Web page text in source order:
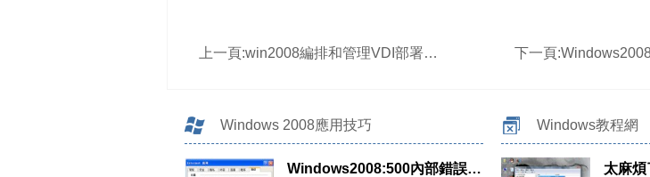
上一頁:win2008編排和管理VDI部署的方法 下一頁:Windows2008R2
Windows 2008應用技巧 Windows教程網
Windows2008:500內部錯誤不能顯示詳細信息的應對措施